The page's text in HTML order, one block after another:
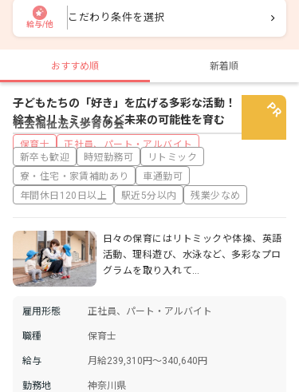
給与/他
こだわり条件を選択
おすすめ順 新着順
社会福祉法人歩育の会
保育士 正社員、パート・アルバイト
子どもたちの「好き」を広げる多彩な活動！
絵本やリトミックなど未来の可能性を育む
新卒も歓迎 時短勤務可
リトミック
寮・住宅・家賃補助あり
車通勤可
年間休日120日以上
駅近5分以内 残業少なめ
日々の保育にはリトミックや体操、英語
活動、理科遊び、水泳など、多彩なプロ
グラムを取り入れて…
雇用形態 正社員、パート・アルバイト
職種 保育士
給与 月給239,310円～340,640円
勤務地 神奈川県